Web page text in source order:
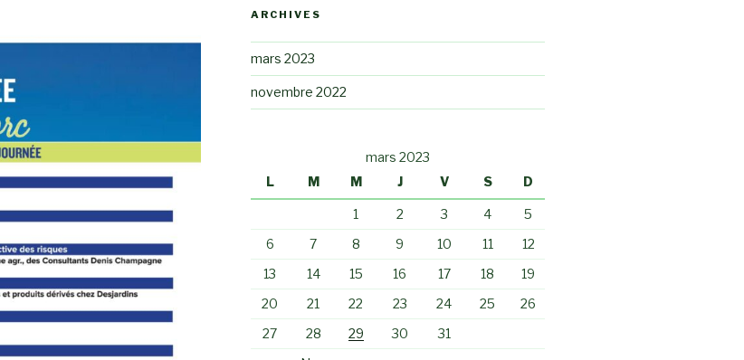
ARCHIVES
mars 2023
novembre 2022
mars 2023
L
M M J V S D
1 2 3 4
5
6
7 8 9 10 11
12
13
14 15 16 17 18
19
20
21 22 23 24 25
26
27
28 29 30
31